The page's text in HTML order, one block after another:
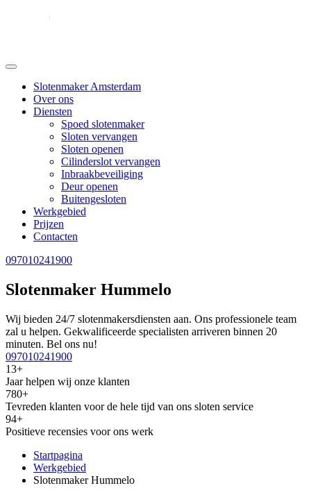
Slotenmaker Amsterdam
Over ons
Diensten
Spoed slotenmaker
Sloten vervangen
Sloten openen
Cilinderslot vervangen
Inbraakbeveiliging
Deur openen
Buitengesloten
Werkgebied
Prijzen
Contacten
097010241900
Slotenmaker Hummelo
Wij bieden 24/7 slotenmakersdiensten aan. Ons professionele team
zal u helpen. Gekwalificeerde specialisten arriveren binnen 20
minuten. Bel ons nu!
097010241900
13+
Jaar helpen wij onze klanten
780+
Tevreden klanten voor de hele tijd van ons sloten service
94+
Positieve recensies voor ons werk
Startpagina
Werkgebied
Slotenmaker Hummelo